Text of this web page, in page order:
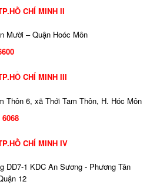
CHÍ MINH II
Mười – Quận Hoóc Môn
CHÍ MINH III
Thôn 6, xã Thới Tam Thôn, H. Hóc Môn
CHÍ MINH IV
DD7-1 KDC An Sương - Phương Tân
12